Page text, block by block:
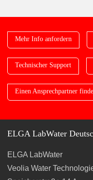
Mehr Info anfordern
Technischer Support
Einen Ansprechpartner
ELGA LabWater
ELGA LabWater
Veolia Water